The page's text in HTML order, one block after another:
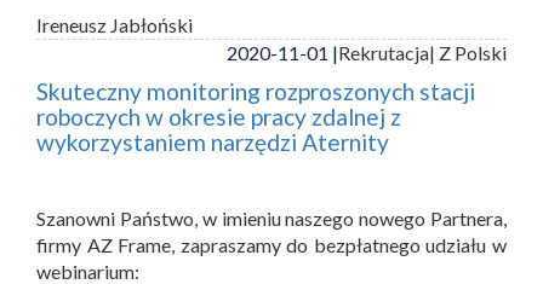
Ireneusz Jabłoński
2020-11-01 |Rekrutacja| Z Polski
Skuteczny monitoring rozproszonych stacji
roboczych w okresie pracy zdalnej z
wykorzystaniem narzędzi Aternity
Szanowni Państwo, w imieniu naszego nowego Partnera,
firmy AZ Frame, zapraszamy do bezpłatnego udziału w
webinarium: